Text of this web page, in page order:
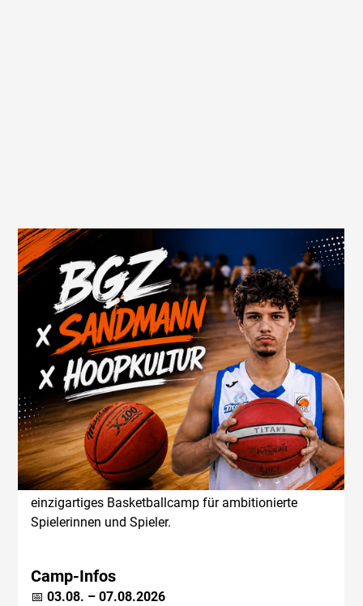
Trainiere mit HOOPKULTUR und
Oskar Sandmann!
Du liebst Basketball und willst in den Sommerferien
an deinem Game arbeiten? Dann ist das
SommerElite Camp 2026genau das Richtige für
dich!
Gemeinsam mitHOOPKULTUR, einem der
bekanntesten Individualtrainer Deutschlands, und
Oskar Sandmann ("
Der Sandmann"), Basketball-
Creator und einer der größten deutschen Basketball-
Influencer, veranstaltet die BG Zehlendorf ein
einzigartiges Basketballcamp für ambitionierte
Spielerinnen und Spieler.
Camp-Infos
📅03.08. – 07.08.2026